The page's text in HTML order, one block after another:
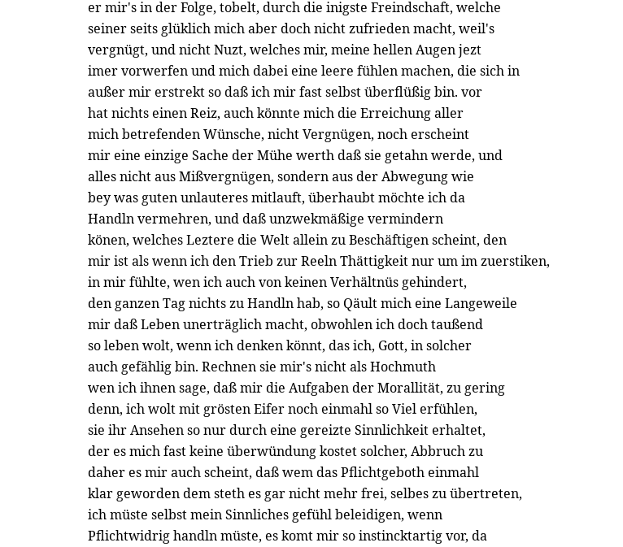
er mir's in der Folge, tobelt, durch die inigste Freindschaft, welche
seiner seits glüklich mich aber doch nicht zufrieden macht, weil's
vergnügt, und nicht Nuzt, welches mir, meine hellen Augen jezt
imer vorwerfen und mich dabei eine leere fühlen machen, die sich in
außer mir erstrekt so daß ich mir fast selbst überflüßig bin. vor
hat nichts einen Reiz, auch könnte mich die Erreichung aller
mich betrefenden Wünsche, nicht Vergnügen, noch erscheint
mir eine einzige Sache der Mühe werth daß sie getahn werde, und
alles nicht aus Mißvergnügen, sondern aus der Abwegung wie
bey was guten unlauteres mitlauft, überhaubt möchte ich da
Handln vermehren, und daß unzwekmäßige vermindern
könen, welches Leztere die Welt allein zu Beschäftigen scheint, den
mir ist als wenn ich den Trieb zur Reeln Thättigkeit nur um im zuerstiken,
in mir fühlte, wen ich auch von keinen Verhältnüs gehindert,
den ganzen Tag nichts zu Handln hab, so Qäult mich eine Langeweile
mir daß Leben unerträglich macht, obwohlen ich doch taußend
so leben wolt, wenn ich denken könnt, das ich, Gott, in solcher
auch gefählig bin. Rechnen sie mir's nicht als Hochmuth
wen ich ihnen sage, daß mir die Aufgaben der Morallität, zu gering
denn, ich wolt mit grösten Eifer noch einmahl so Viel erfühlen,
sie ihr Ansehen so nur durch eine gereizte Sinnlichkeit erhaltet,
der es mich fast keine überwündung kostet solcher, Abbruch zu
daher es mir auch scheint, daß wem das Pflichtgeboth einmahl
klar geworden dem steth es gar nicht mehr frei, selbes zu übertreten,
ich müste selbst mein Sinnliches gefühl beleidigen, wenn
Pflichtwidrig handln müste, es komt mir so instincktartig vor, da